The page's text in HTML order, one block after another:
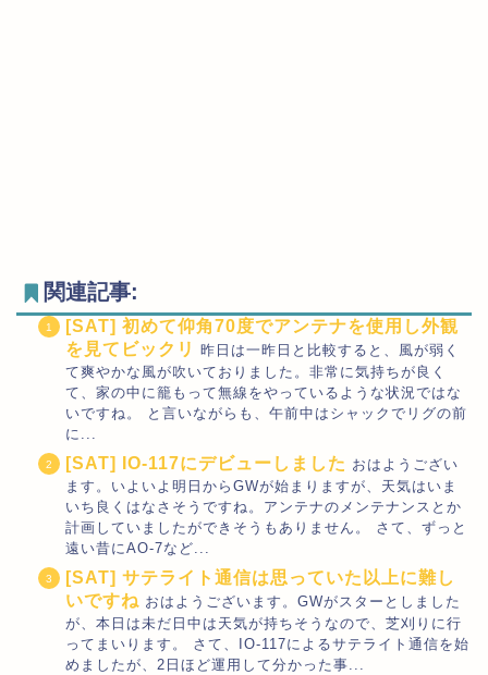
関連記事:
[SAT] 初めて仰角70度でアンテナを使用し外観
を見てビックリ
昨日は一昨日と比較すると、風が弱く
て爽やかな風が吹いておりました。非常に気持ちが良く
て、家の中に籠もって無線をやっているような状況ではな
いですね。 と言いながらも、午前中はシャックでリグの前
に...
[SAT] IO-117にデビューしました おはようござい
ます。いよいよ明日からGWが始まりますが、天気はいま
いち良くはなさそうですね。アンテナのメンテナンスとか
計画していましたができそうもありません。 さて、ずっと
遠い昔にAO-7など...
[SAT] サテライト通信は思っていた以上に難し
いですね おはようございます。GWがスターとしました
が、本日は未だ日中は天気が持ちそうなので、芝刈りに行
ってまいります。 さて、IO-117によるサテライト通信を始
めましたが、2日ほど運用して分かった事...